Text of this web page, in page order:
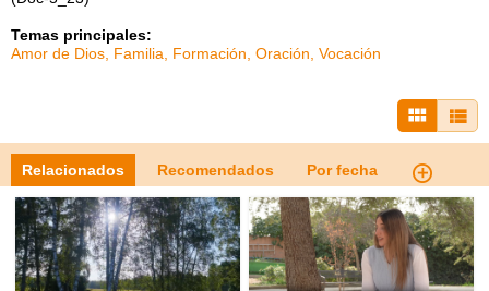
Temas principales:
Amor de Dios Familia Formación Oración Vocación
Relacionados Recomendados Por fecha